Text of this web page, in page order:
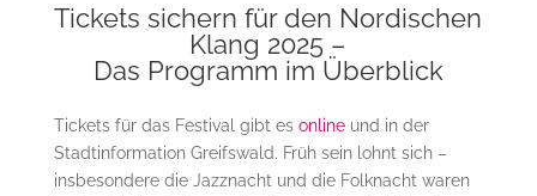
Tickets sichern für den Nordischen
Klang 2025 –
Das Programm im Überblick
Tickets für das Festival gibt es onlineund in der
Stadtinformation Greifswald. Früh sein lohnt sich –
insbesondere die Jazznacht und die Folknacht waren